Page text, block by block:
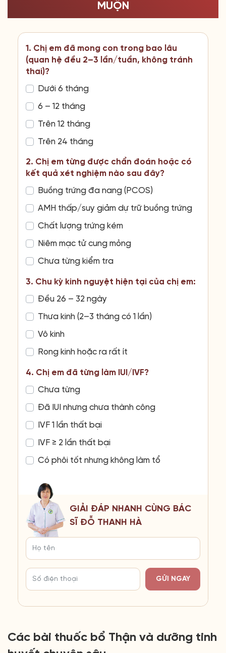
MUỘN
1. Chị em đã mong con trong bao lâu
(quan hệ đều 2–3 lần/tuần, không tránh
thai)?
Dưới 6 tháng
6 – 12 tháng
Trên 12 tháng
Trên 24 tháng
2. Chị em từng được chẩn đoán hoặc có
kết quả xét nghiệm nào sau đây?
Buồng trứng đa nang (PCOS)
AMH thấp/suy giảm dự trữ buồng trứng
Chất lượng trứng kém
Niêm mạc tử cung mỏng
Chưa từng kiểm tra
3. Chu kỳ kinh nguyệt hiện tại của chị em:
Đều 26 – 32 ngày
Thưa kinh (2–3 tháng có 1 lần)
Vô kinh
Rong kinh hoặc ra rất ít
4. Chị em đã từng làm IUI/IVF?
Chưa từng
Đã IUI nhưng chưa thành công
IVF 1 lần thất bại
IVF ≥ 2 lần thất bại
Có phôi tốt nhưng không làm tổ
GIẢI ĐÁP NHANH CÙNG BÁC
SĨ ĐỖ THANH HÀ
GỬI NGAY
Các bài thuốc bổ Thận và dưỡng tinh